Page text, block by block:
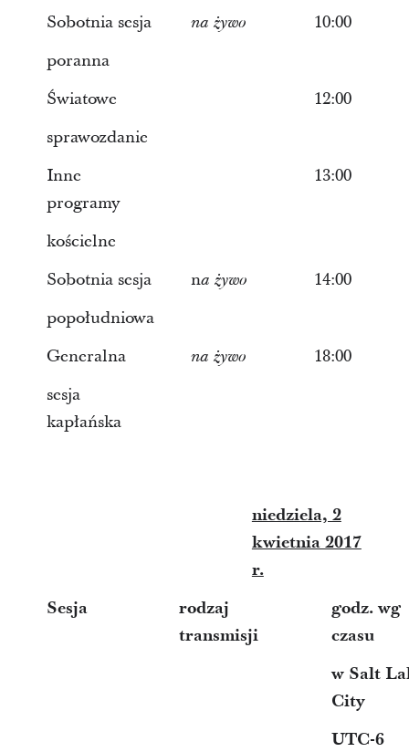
Sobotnia sesja
poranna
na żywo 10:00
Światowe
sprawozdanie
12:00
Inne
programy
kościelne
13:00
Sobotnia sesja
popołudniowa
na żywo 14:00
Generalna
sesja
kapłańska
na żywo 18:00
niedziela, 2
kwietnia 2017
r.
Sesja
rodzaj
transmisji
godz. wg
czasu
w Salt
City
UTC-6